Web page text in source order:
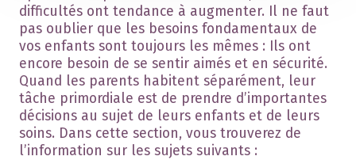
difficultés ont tendance à augmenter. Il ne faut
pas oublier que les besoins fondamentaux de
vos enfants sont toujours les mêmes : Ils ont
encore besoin de se sentir aimés et en sécurité.
Quand les parents habitent séparément, leur
tâche primordiale est de prendre d’importantes
décisions au sujet de leurs enfants et de leurs
soins. Dans cette section, vous trouverez de
l’information sur les sujets suivants :